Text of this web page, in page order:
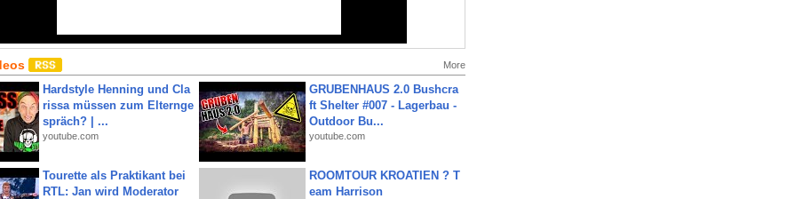
More
Hardstyle Henning und Cla
rissa müssen zum Elternge
spräch? | ...
youtube.com
GRUBENHAUS 2.0 Bushcra
ft Shelter #007 - Lagerbau -
Outdoor Bu...
youtube.com
Tourette als Praktikant bei
RTL: Jan wird Moderator
ROOMTOUR KROATIEN ? T
eam Harrison